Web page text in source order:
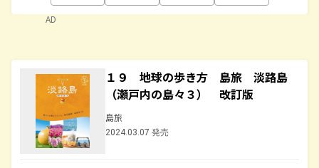
AD
１９ 地球の歩き方 島旅 淡路島
（瀬戸内の島々３） 改訂版
島旅
2024.03.07 発売